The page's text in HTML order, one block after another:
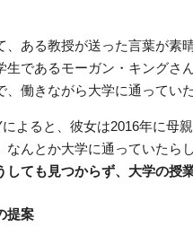
、ある教授が送った言葉が素
生であるモーガン・キングさ
働きながら大学に通っていた
よると、彼女は2016年に母
んとか大学に通っていたら
ても見つからず、大学の授
提案